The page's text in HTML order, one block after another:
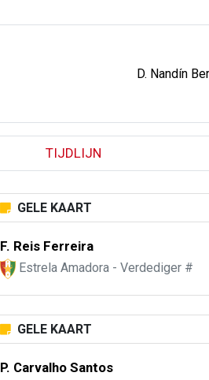
D. Nandín
TIJDLIJN
GELE KAART
F. Reis Ferreira
Estrela Amadora - Verdediger #
GELE KAART
P. Carvalho Santos